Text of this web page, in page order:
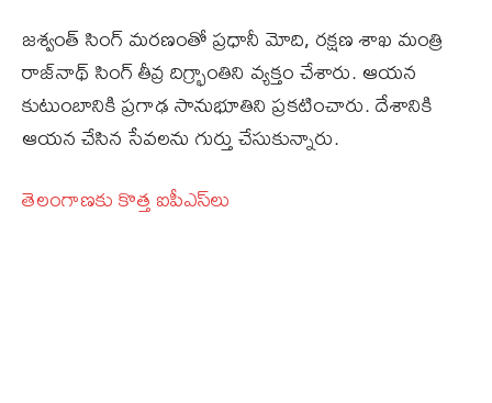
జశ్వంత్‌ సింగ్‌ మరణంతో ప్రధానీ మోది, రక్షణ శాఖ మంత్రి
రాజ్‌నాథ్‌ సింగ్‌ తీవ్ర దిగ్ర్భాంతిని వ్యక్తం చేశారు. ఆయన
కుటుంబానికి ప్రగాఢ సానుభూతిని ప్రకటించారు. దేశానికి
ఆయన చేసిన సేవలను గుర్తు చేసుకున్నారు.
తెలంగాణకు కొత్త ఐపీఎస్‌లు